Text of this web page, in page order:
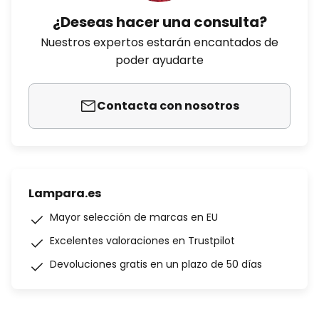
¿Deseas hacer una consulta?
Nuestros expertos estarán encantados de
poder ayudarte
Contacta con nosotros
Lampara.es
Mayor selección de marcas en EU
Excelentes valoraciones en Trustpilot
Devoluciones gratis en un plazo de 50 días